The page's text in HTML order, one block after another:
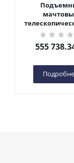
кг 6 м TOR
DC 2-
(автономный)
555